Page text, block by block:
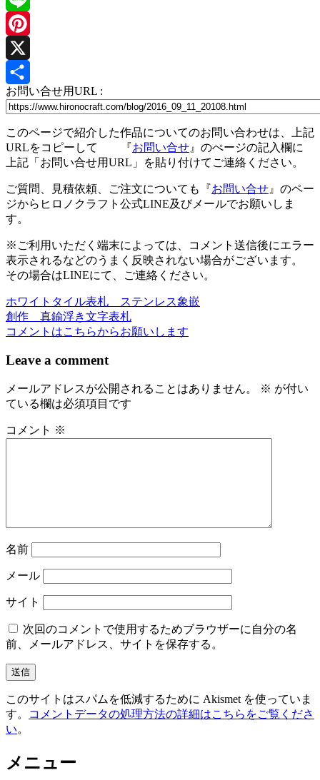
Line
Pinterest
X
共
お問い合せ用URL :
このページで紹介した作品についてのお問い合わせは、上記
URLをコピーして 『お問い合せ 』のぺージの記入欄に
上記「お問い合せ用URL」を貼り付けてご連絡ください。
ご質問、見積依頼、ご注文についても『お問い合せ 』のペー
ジからヒロノクラフト公式LINE及びメールでお願いしま
す。
※ご利用いただく端末によっては、コメント送信後にエラー
表示されるなどのうまく反映されない場合がございます。
その場合はLINEにて、ご連絡ください。
投
稿
ナ
ゲ
シ
ホワイトタイル表札 ステンレス象嵌
創作 真鍮浮き文字表札
コメントはこちらからお願いします
Leave a comment
メールアドレスが公開されることはありません。 ※ が付い
ている欄は必須項目です
コメント ※
名前
メール
サイト
次回のコメントで使用するためブラウザーに自分の名
前、メールアドレス、サイトを保存する。
このサイトはスパムを低減するために Akismet を使っていま
す。
コメントデータの処理方法の詳細はこちらをご覧くださ
い。
メニュー